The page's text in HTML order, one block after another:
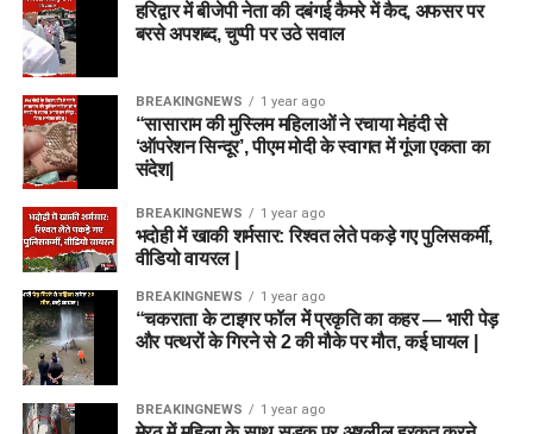
हरिद्वार में बीजेपी नेता की दबंगई कैमरे में कैद, अफसर पर
बरसे अपशब्द, चुप्पी पर उठे सवाल
BREAKINGNEWS 1 year ago
“सासाराम की मुस्लिम महिलाओं ने रचाया मेहंदी से
‘ऑपरेशन सिन्दूर’, पीएम मोदी के स्वागत में गूंजा एकता का
संदेश|
BREAKINGNEWS 1 year ago
भदोही में खाकी शर्मसार: रिश्वत लेते पकड़े गए पुलिसकर्मी,
वीडियो वायरल |
BREAKINGNEWS 1 year ago
“चकराता के टाइगर फॉल में प्रकृति का कहर — भारी पेड़
और पत्थरों के गिरने से 2 की मौके पर मौत, कई घायल |
BREAKINGNEWS 1 year ago